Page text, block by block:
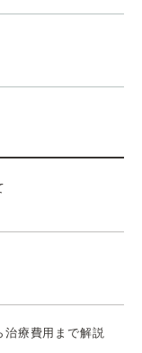
療費用まで解説